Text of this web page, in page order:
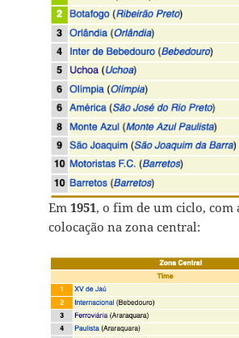
Em 1951, o fim de um ciclo, com
colocação na zona central: